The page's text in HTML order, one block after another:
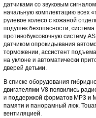
датчиками со звуковым
начальную комплектацию всех
рулевое колесо с кожаной
подушек безопасности, система
противобуксовочную систему
датчиком опрокидывания
торможении, ассистент
на уклоне и автоматически
дверей детьми.
В списке оборудования
двигателями V8 появились
и поддержкой форматов MP3 и
памяти и панорамный люк.
вентиляцией.